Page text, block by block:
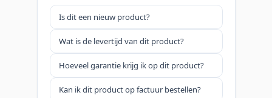
Is dit een nieuw product?
Wat is de levertijd van dit product?
Hoeveel garantie krijg ik op dit product?
Kan ik dit product op factuur bestellen?